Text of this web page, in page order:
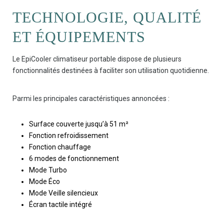
TECHNOLOGIE, QUALITÉ
ET ÉQUIPEMENTS
Le EpiCooler climatiseur portable dispose de plusieurs
fonctionnalités destinées à faciliter son utilisation quotidienne.
Parmi les principales caractéristiques annoncées :
Surface couverte jusqu’à 51 m²
Fonction refroidissement
Fonction chauffage
6 modes de fonctionnement
Mode Turbo
Mode Éco
Mode Veille silencieux
Écran tactile intégré